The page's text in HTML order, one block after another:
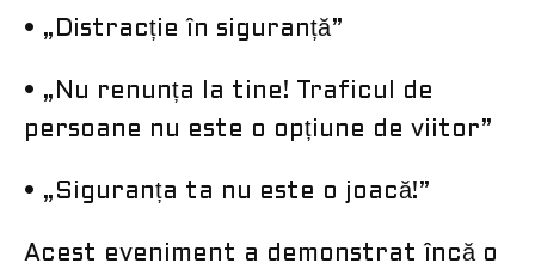
• „Distracție în siguranță”
• „Nu renunța la tine! Traficul de
persoane nu este o opțiune de viitor”
• „Siguranța ta nu este o joacă!”
Acest eveniment a demonstrat încă o